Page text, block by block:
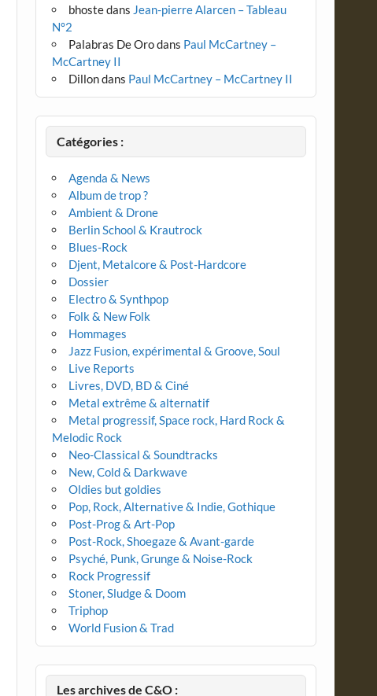
bhostedans Jean-pierre Alarcen – Tableau
N°2
Palabras De Orodans Paul McCartney –
McCartney II
Dillondans Paul McCartney – McCartney II
Catégories :
Agenda & News
Album de trop ?
Ambient & Drone
Berlin School & Krautrock
Blues-Rock
Djent, Metalcore & Post-Hardcore
Dossier
Electro & Synthpop
Folk & New Folk
Hommages
Jazz Fusion, expérimental & Groove, Soul
Live Reports
Livres, DVD, BD & Ciné
Metal extrême & alternatif
Metal progressif, Space rock, Hard Rock &
Melodic Rock
Neo-Classical & Soundtracks
New, Cold & Darkwave
Oldies but goldies
Pop, Rock, Alternative & Indie, Gothique
Post-Prog & Art-Pop
Post-Rock, Shoegaze & Avant-garde
Psyché, Punk, Grunge & Noise-Rock
Rock Progressif
Stoner, Sludge & Doom
Triphop
World Fusion & Trad
Les archives de C&O :